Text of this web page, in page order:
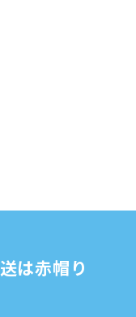
は赤帽り